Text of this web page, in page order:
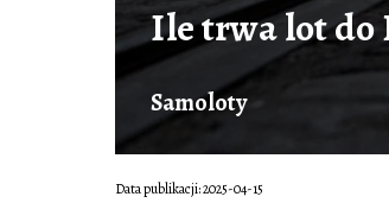
Ile trwa lot do
Samoloty
Data publikacji: 2025-04-15